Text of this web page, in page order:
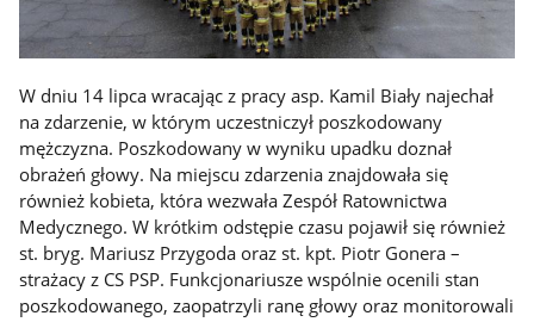
W dniu 14 lipca wracając z pracy asp. Kamil Biały najechał
na zdarzenie, w którym uczestniczył poszkodowany
mężczyzna. Poszkodowany w wyniku upadku doznał
obrażeń głowy. Na miejscu zdarzenia znajdowała się
również kobieta, która wezwała Zespół Ratownictwa
Medycznego. W krótkim odstępie czasu pojawił się również
st. bryg. Mariusz Przygoda oraz st. kpt. Piotr Gonera –
strażacy z CS PSP. Funkcjonariusze wspólnie ocenili stan
poszkodowanego, zaopatrzyli ranę głowy oraz monitorowali